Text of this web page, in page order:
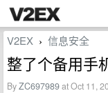
V2EX › 信息安全
整了个备用手
ByZC697989at Oct 11,